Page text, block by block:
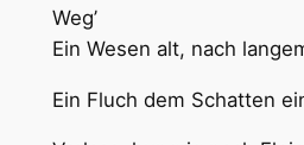
Weg’
Ein Wesen alt, nach
Ein Fluch dem Schatten